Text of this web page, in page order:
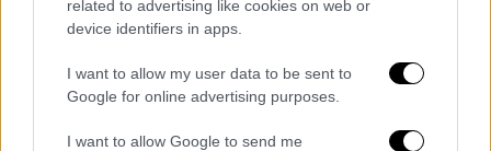
related to advertising like cookies on web or
device identifiers in apps.
I want to allow my user data to be sent to
Google for online advertising purposes.
I want to allow Google to send me
εγχείρημα! Η διαδρομή ήταν υπέροχη και
τώρα έρχεται η στιγμή που θα μοιραστούμε
μαζί σας την χαρά μας!Πάντοτε ήθελα να
επικοινωνήσω μουσικά, αλλά δεν ήξερα τον
τρόπο, δεν είχε ωριμάσει μέσα μου το πώς...